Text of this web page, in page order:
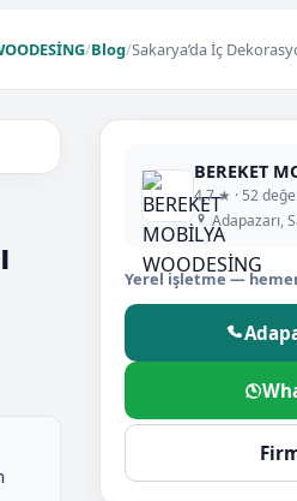
/Blog/Sakarya’da İç
BEREKET
4,7 ★ · 52
Adapazarı,
Yerel işletme —